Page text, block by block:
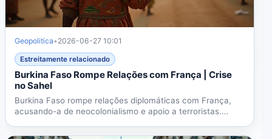
Geopolitica• 2026-06-27 10:01
Estreitamente relacionado
Burkina Faso Rompe Relações com França | Crise
no Sahel
Burkina Faso rompe relações diplomáticas com França,
acusando-a de neocolonialismo e apoio a terroristas.